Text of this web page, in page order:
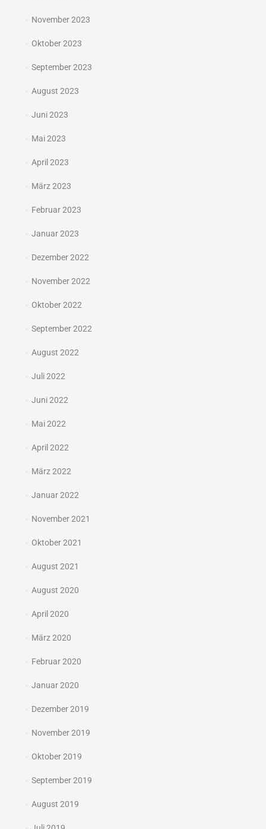
November 2023
Oktober 2023
September 2023
August 2023
Juni 2023
Mai 2023
April 2023
März 2023
Februar 2023
Januar 2023
Dezember 2022
November 2022
Oktober 2022
September 2022
August 2022
Juli 2022
Juni 2022
Mai 2022
April 2022
März 2022
Januar 2022
November 2021
Oktober 2021
August 2021
August 2020
April 2020
März 2020
Februar 2020
Januar 2020
Dezember 2019
November 2019
Oktober 2019
September 2019
August 2019